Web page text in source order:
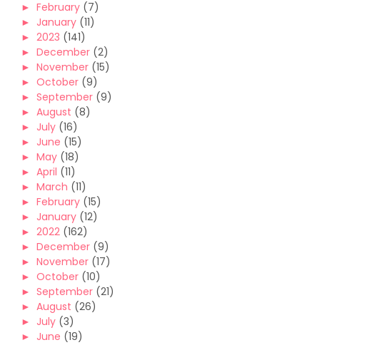
► February (7)
► January (11)
► 2023 (141)
► December (2)
► November (15)
► October (9)
► September (9)
► August (8)
► July (16)
► June (15)
► May (18)
► April (11)
► March (11)
► February (15)
► January (12)
► 2022 (162)
► December (9)
► November (17)
► October (10)
► September (21)
► August (26)
► July (3)
► June (19)